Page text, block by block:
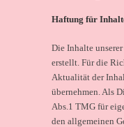
Haftung für
Die Inhalte
erstellt. Für die
Aktualität der
übernehmen. Als
Abs.1 TMG für
den allgemeinen